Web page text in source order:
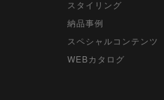
スタイリング
納品事例
スペシャルコンテンツ
WEBカタログ